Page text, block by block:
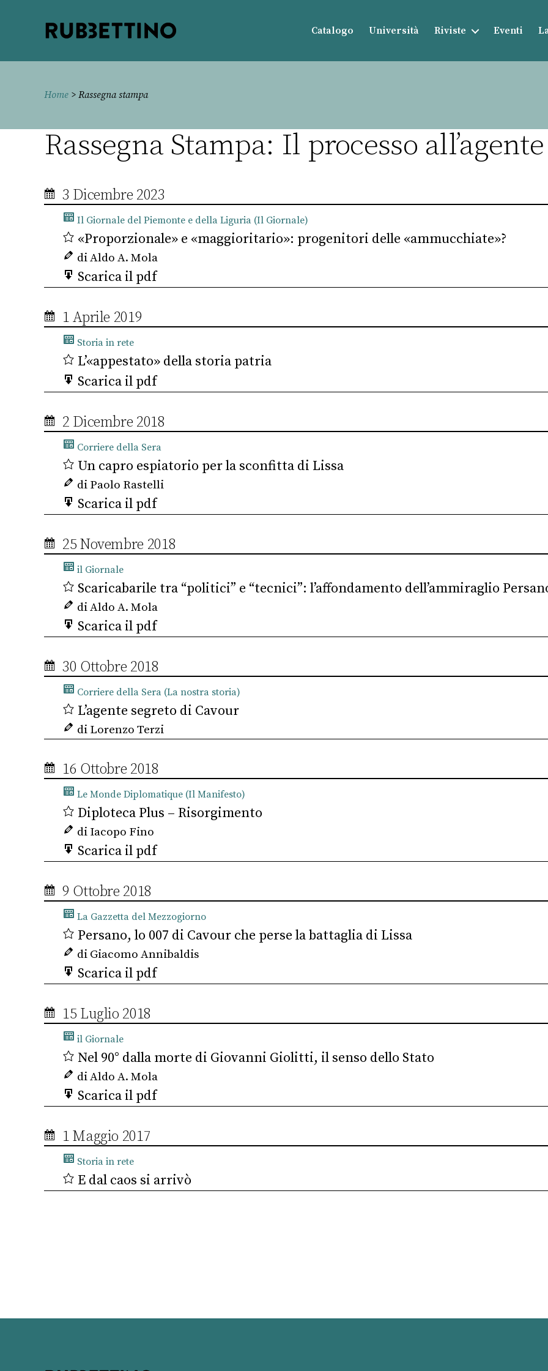
Catalogo Università Riviste Eventi
Home > Rassegna stampa
Rassegna Stampa: Il processo
3 Dicembre 2023
Il Giornale del Piemonte e della Liguria (Il Giornale)
«Proporzionale» e «maggioritario»: progenitori delle «ammucchiate»?
di Aldo A. Mola
Scarica il pdf
1 Aprile 2019
Storia in rete
L’«appestato» della storia patria
Scarica il pdf
2 Dicembre 2018
Corriere della Sera
Un capro espiatorio per la sconfitta di Lissa
di Paolo Rastelli
Scarica il pdf
25 Novembre 2018
il Giornale
Scaricabarile tra “politici” e “tecnici”: l’affondamento dell’ammiraglio
di Aldo A. Mola
Scarica il pdf
30 Ottobre 2018
Corriere della Sera (La nostra storia)
L’agente segreto di Cavour
di Lorenzo Terzi
16 Ottobre 2018
Le Monde Diplomatique (Il Manifesto)
Diploteca Plus – Risorgimento
di Iacopo Fino
Scarica il pdf
9 Ottobre 2018
La Gazzetta del Mezzogiorno
Persano, lo 007 di Cavour che perse la battaglia di Lissa
di Giacomo Annibaldis
Scarica il pdf
15 Luglio 2018
il Giornale
Nel 90° dalla morte di Giovanni Giolitti, il senso dello Stato
di Aldo A. Mola
Scarica il pdf
1 Maggio 2017
Storia in rete
E dal caos si arrivò